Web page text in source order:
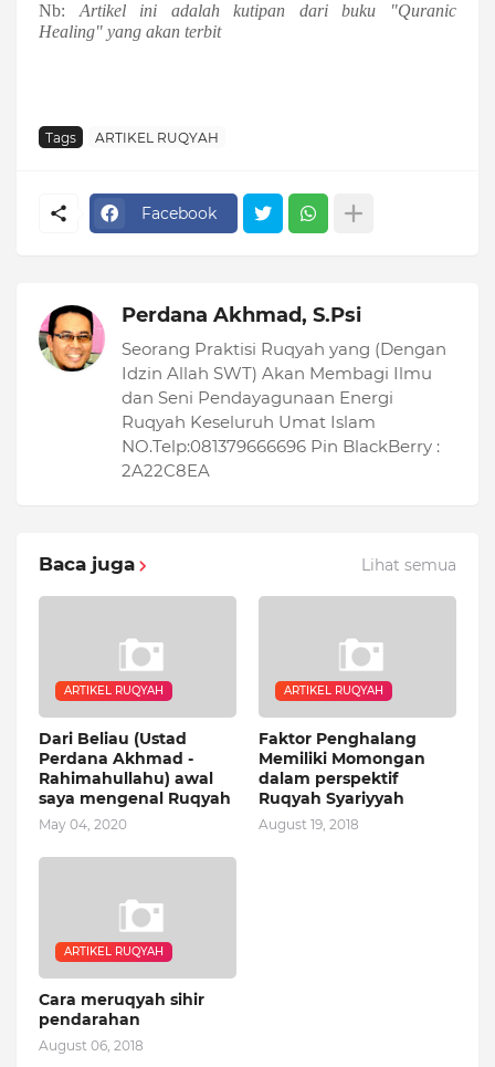
Nb: Artikel ini adalah kutipan dari buku "Quranic
Healing" yang akan terbit
Tags ARTIKEL RUQYAH
Facebook
Perdana Akhmad, S.Psi
Seorang Praktisi Ruqyah yang (Dengan
Idzin Allah SWT) Akan Membagi Ilmu
dan Seni Pendayagunaan Energi
Ruqyah Keseluruh Umat Islam
NO.Telp:081379666696 Pin BlackBerry :
2A22C8EA
Baca juga Lihat semua
ARTIKEL RUQYAH
Dari Beliau (Ustad
Perdana Akhmad -
Rahimahullahu) awal
saya mengenal Ruqyah
May 04, 2020
ARTIKEL RUQYAH
Faktor Penghalang
Memiliki Momongan
dalam perspektif
Ruqyah Syariyyah
August 19, 2018
ARTIKEL RUQYAH
Cara meruqyah sihir
pendarahan
August 06, 2018